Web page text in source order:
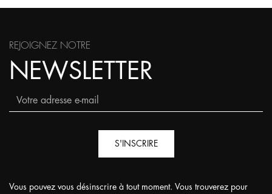
REJOIGNEZ NOTRE
NEWSLETTER
S'INSCRIRE
Vous pouvez vous désinscrire à tout moment. Vous trouverez pour